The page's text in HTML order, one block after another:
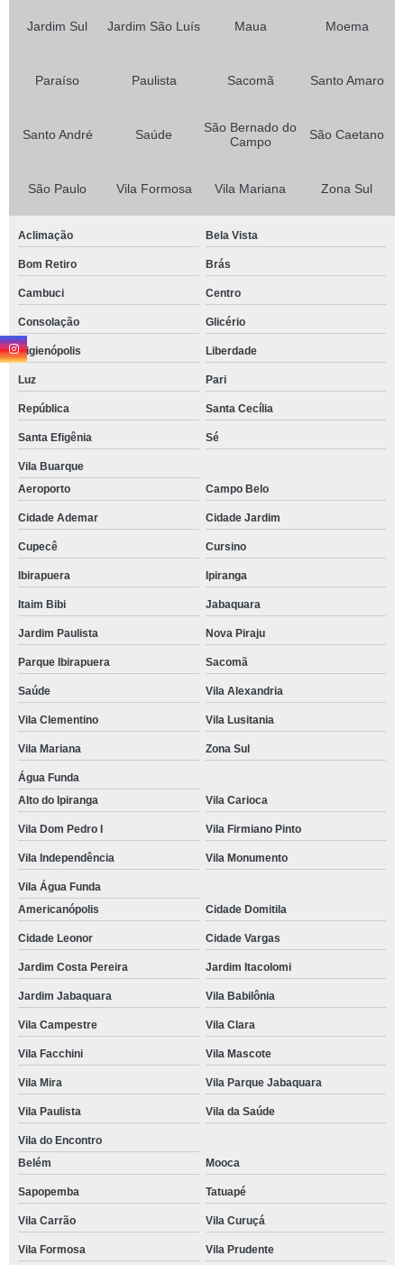
Jardim Sul Jardim São Luís Maua Moema
Paraíso Paulista Sacomã Santo Amaro
Santo André Saúde
São Bernado do
Campo
São Caetano
São Paulo Vila Formosa Vila Mariana Zona Sul
Aclimação Bela Vista
Bom Retiro Brás
Cambuci Centro
Consolação Glicério
Higienópolis Liberdade
Luz Pari
República Santa Cecília
Santa Efigênia Sé
Vila Buarque
Aeroporto
Campo Belo
Cidade Ademar Cidade Jardim
Cupecê Cursino
Ibirapuera Ipiranga
Itaim Bibi Jabaquara
Jardim Paulista Nova Piraju
Parque Ibirapuera Sacomã
Saúde Vila Alexandria
Vila Clementino Vila Lusitania
Vila Mariana Zona Sul
Água Funda
Alto do Ipiranga
Vila Carioca
Vila Dom Pedro I Vila Firmiano Pinto
Vila Independência Vila Monumento
Vila Água Funda
Americanópolis
Cidade Domitila
Cidade Leonor Cidade Vargas
Jardim Costa Pereira Jardim Itacolomi
Jardim Jabaquara Vila Babilônia
Vila Campestre Vila Clara
Vila Facchini Vila Mascote
Vila Mira Vila Parque Jabaquara
Vila Paulista Vila da Saúde
Vila do Encontro
Belém
Mooca
Sapopemba Tatuapé
Vila Carrão Vila Curuçá
Vila Formosa
Vila Prudente